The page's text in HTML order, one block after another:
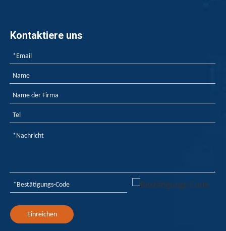
Wie Flammschutzmittel für Kunststoffe keine offene
Kontaktiere uns
Einreichen